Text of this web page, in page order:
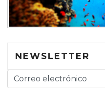
NEWSLETTER